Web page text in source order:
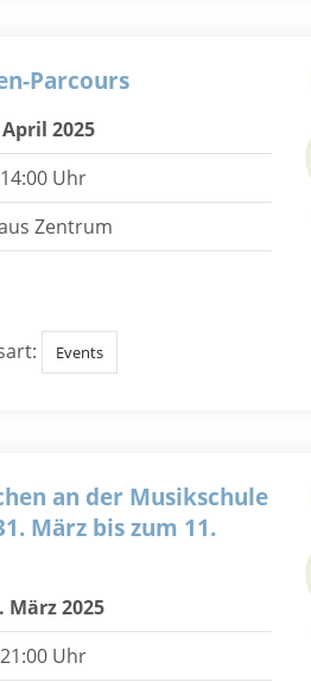
Parcours
2025
Uhr
Zentrum
Events
an der Musikschule
März bis zum 11.
März 2025
Uhr